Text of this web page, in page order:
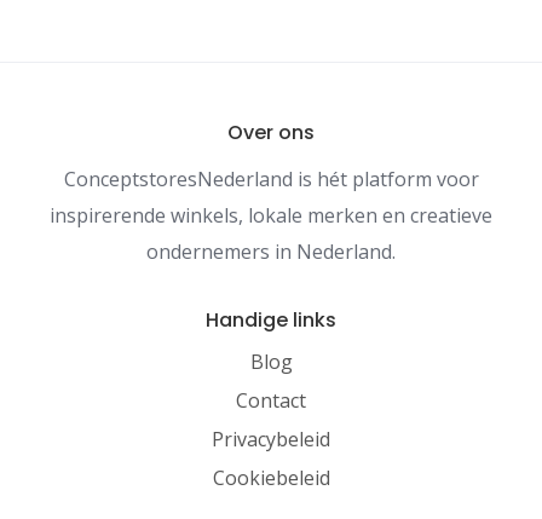
Over ons
ConceptstoresNederland is hét platform voor
inspirerende winkels, lokale merken en creatieve
ondernemers in Nederland.
Handige links
Blog
Contact
Privacybeleid
Cookiebeleid